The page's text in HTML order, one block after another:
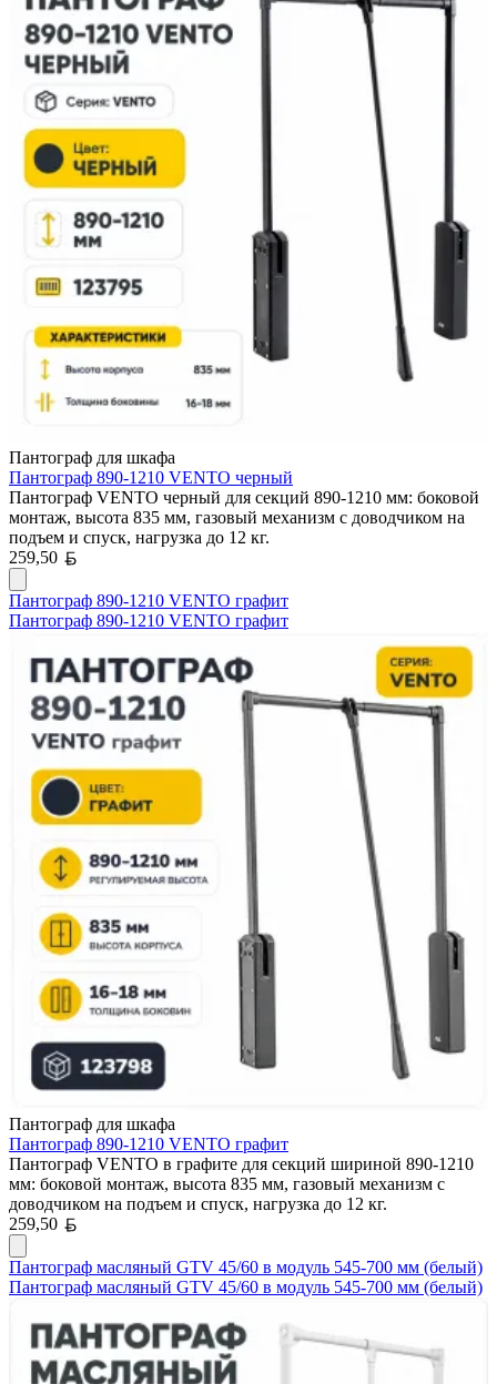
Пантограф для шкафа
Пантограф 890-1210 VENTO черный
Пантограф VENTO черный для секций 890-1210 мм: боковой
монтаж, высота 835 мм, газовый механизм с доводчиком на
подъем и спуск, нагрузка до 12 кг.
259,50
Пантограф 890-1210 VENTO графит
Пантограф 890-1210 VENTO графит
Пантограф для шкафа
Пантограф 890-1210 VENTO графит
Пантограф VENTO в графите для секций шириной 890-1210
мм: боковой монтаж, высота 835 мм, газовый механизм с
доводчиком на подъем и спуск, нагрузка до 12 кг.
259,50
Пантограф масляный GTV 45/60 в модуль 545-700 мм (белый)
Пантограф масляный GTV 45/60 в модуль 545-700 мм (белый)